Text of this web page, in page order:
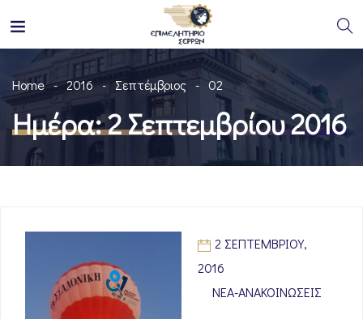
Home 2016 Σεπτέμβριος 02
Ημέρα:2 Σεπτεμβρίου 2016
2 ΣΕΠΤΕΜΒΡΊΟΥ,
2016
ΝΈΑ-ΑΝΑΚΟΙΝΏΣΕΙΣ